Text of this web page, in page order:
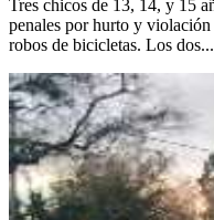
Tres chicos de 13, 14, y 15
penales por hurto y
robos de bicicletas. Los dos...